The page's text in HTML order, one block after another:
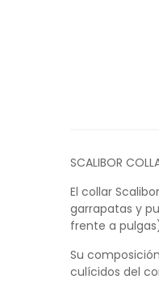
SCALIBOR
El collar
garrapatas y
frente a
Su
culícidos del